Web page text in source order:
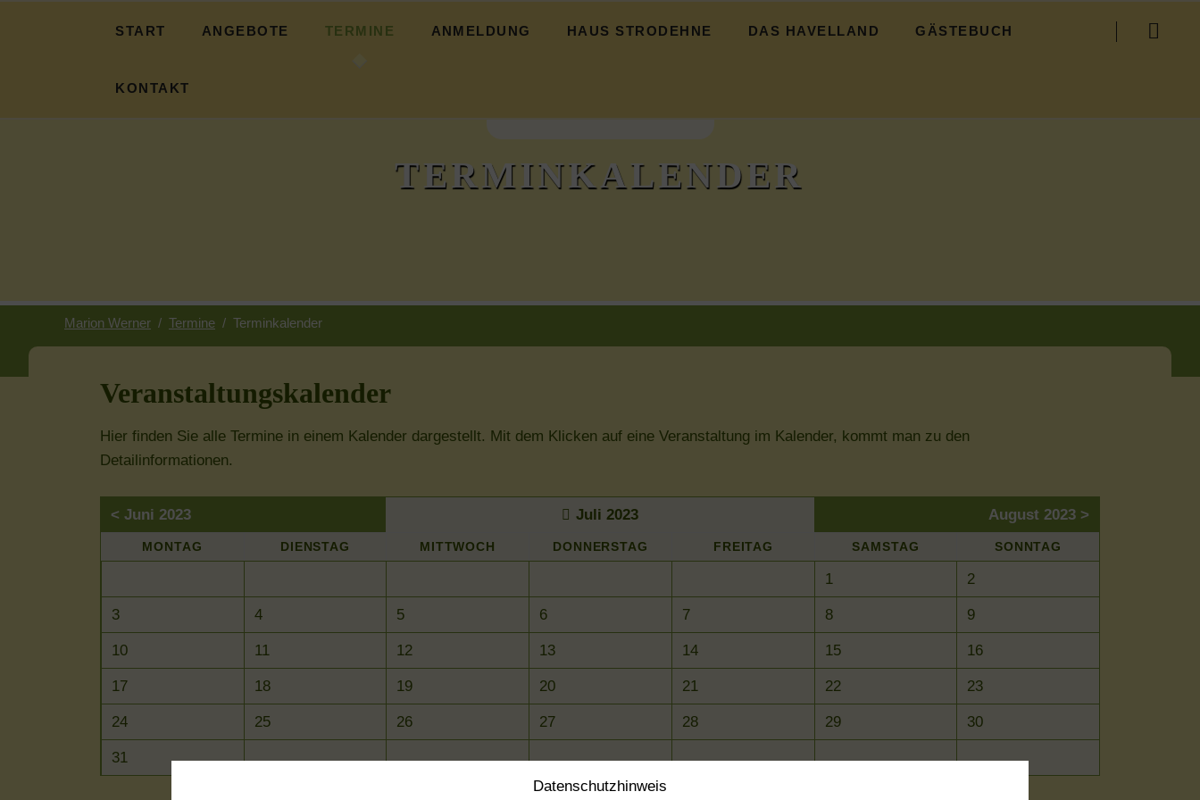
START ANGEBOTE
Kranichzeit
TERMINE ANMELDUNG HAUS STRODEHNE
Strodehne
DAS HAVELLAND GÄSTEBUCH
KONTAKT
TERMINKALENDER
Marion Werner Termine Terminkalender
Veranstaltungskalender
Hier finden Sie alle Termine in einem Kalender dargestellt. Mit dem Klicken auf eine Veranstaltung im Kalender, kommt man zu den
Detailinformationen.
< Juni 2023 Juli 2023 August 2023 >
MO NTAG DI ENSTAG MITTWOCH DO NNERSTAG FR EITAG SA MSTAG SO NNTAG
1 2
3 4 5 6 7 8 9
10 11 12 13 14 15 16
17 18 19 20 21 22 23
24 25 26 27 28 29 30
31
Datenschutz­hinweis